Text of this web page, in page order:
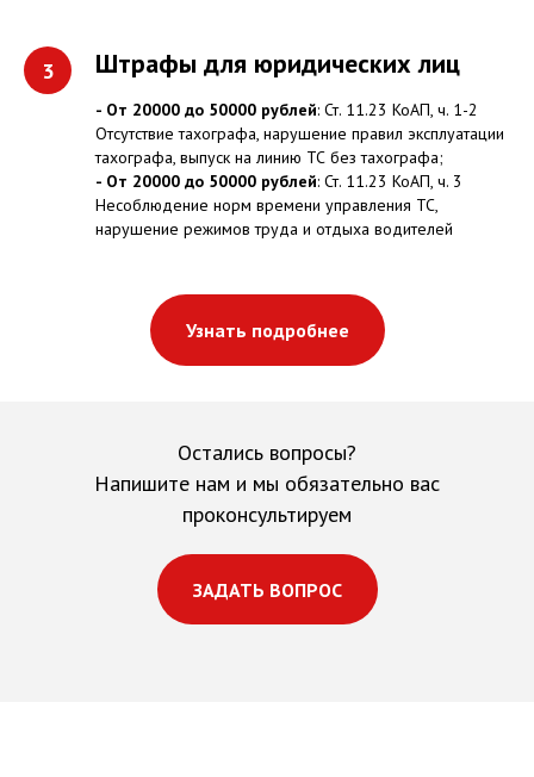
Штрафы для юридических лиц
- От 20000 до 50000 рублей: Ст. 11.23 КоАП, ч. 1-2
Отсутствие тахографа, нарушение правил эксплуатации
тахографа, выпуск на линию ТС без тахографа;
- От 20000 до 50000 рублей: Ст. 11.23 КоАП, ч. 3
Несоблюдение норм времени управления ТС,
нарушение режимов труда и отдыха водителей
Узнать подробнее
Остались вопросы?
Напишите нам и мы обязательно вас
проконсультируем
ЗАДАТЬ ВОПРОС